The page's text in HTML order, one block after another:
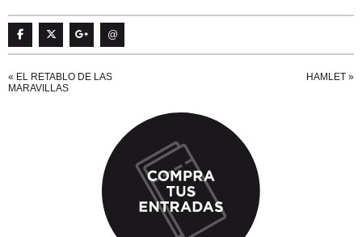
@
« EL RETABLO DE LAS
MARAVILLAS
HAMLET »